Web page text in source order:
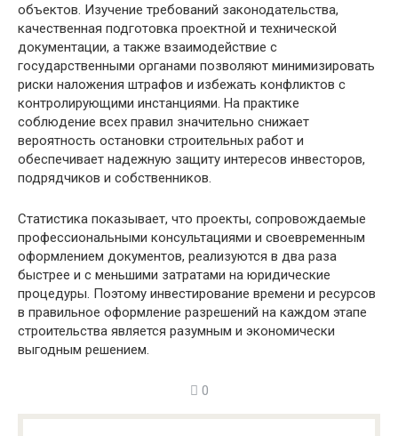
объектов. Изучение требований законодательства,
качественная подготовка проектной и технической
документации, а также взаимодействие с
государственными органами позволяют минимизировать
риски наложения штрафов и избежать конфликтов с
контролирующими инстанциями. На практике
соблюдение всех правил значительно снижает
вероятность остановки строительных работ и
обеспечивает надежную защиту интересов инвесторов,
подрядчиков и собственников.
Статистика показывает, что проекты, сопровождаемые
профессиональными консультациями и своевременным
оформлением документов, реализуются в два раза
быстрее и с меньшими затратами на юридические
процедуры. Поэтому инвестирование времени и ресурсов
в правильное оформление разрешений на каждом этапе
строительства является разумным и экономически
выгодным решением.
0